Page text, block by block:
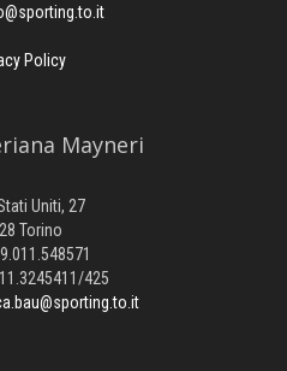
Policy
Mayneri
Uniti, 27
Torino
425